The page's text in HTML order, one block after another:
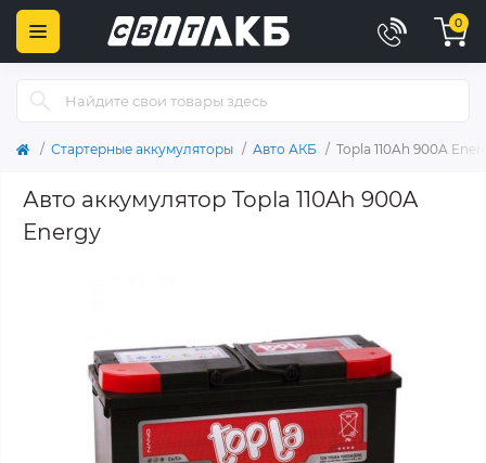
0
Стартерные аккумуляторы Авто АКБ Topla 110Ah 900A
Авто аккумулятор Topla 110Ah 900A
Energy